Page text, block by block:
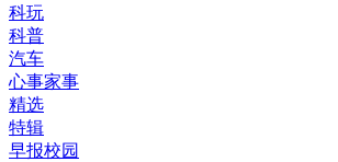
科玩
科普
汽车
心事家事
精选
特辑
早报校园